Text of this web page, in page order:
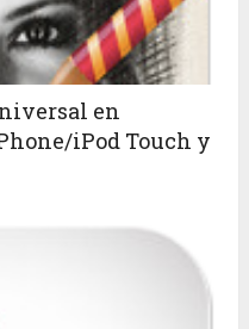
en
iPod Touch y